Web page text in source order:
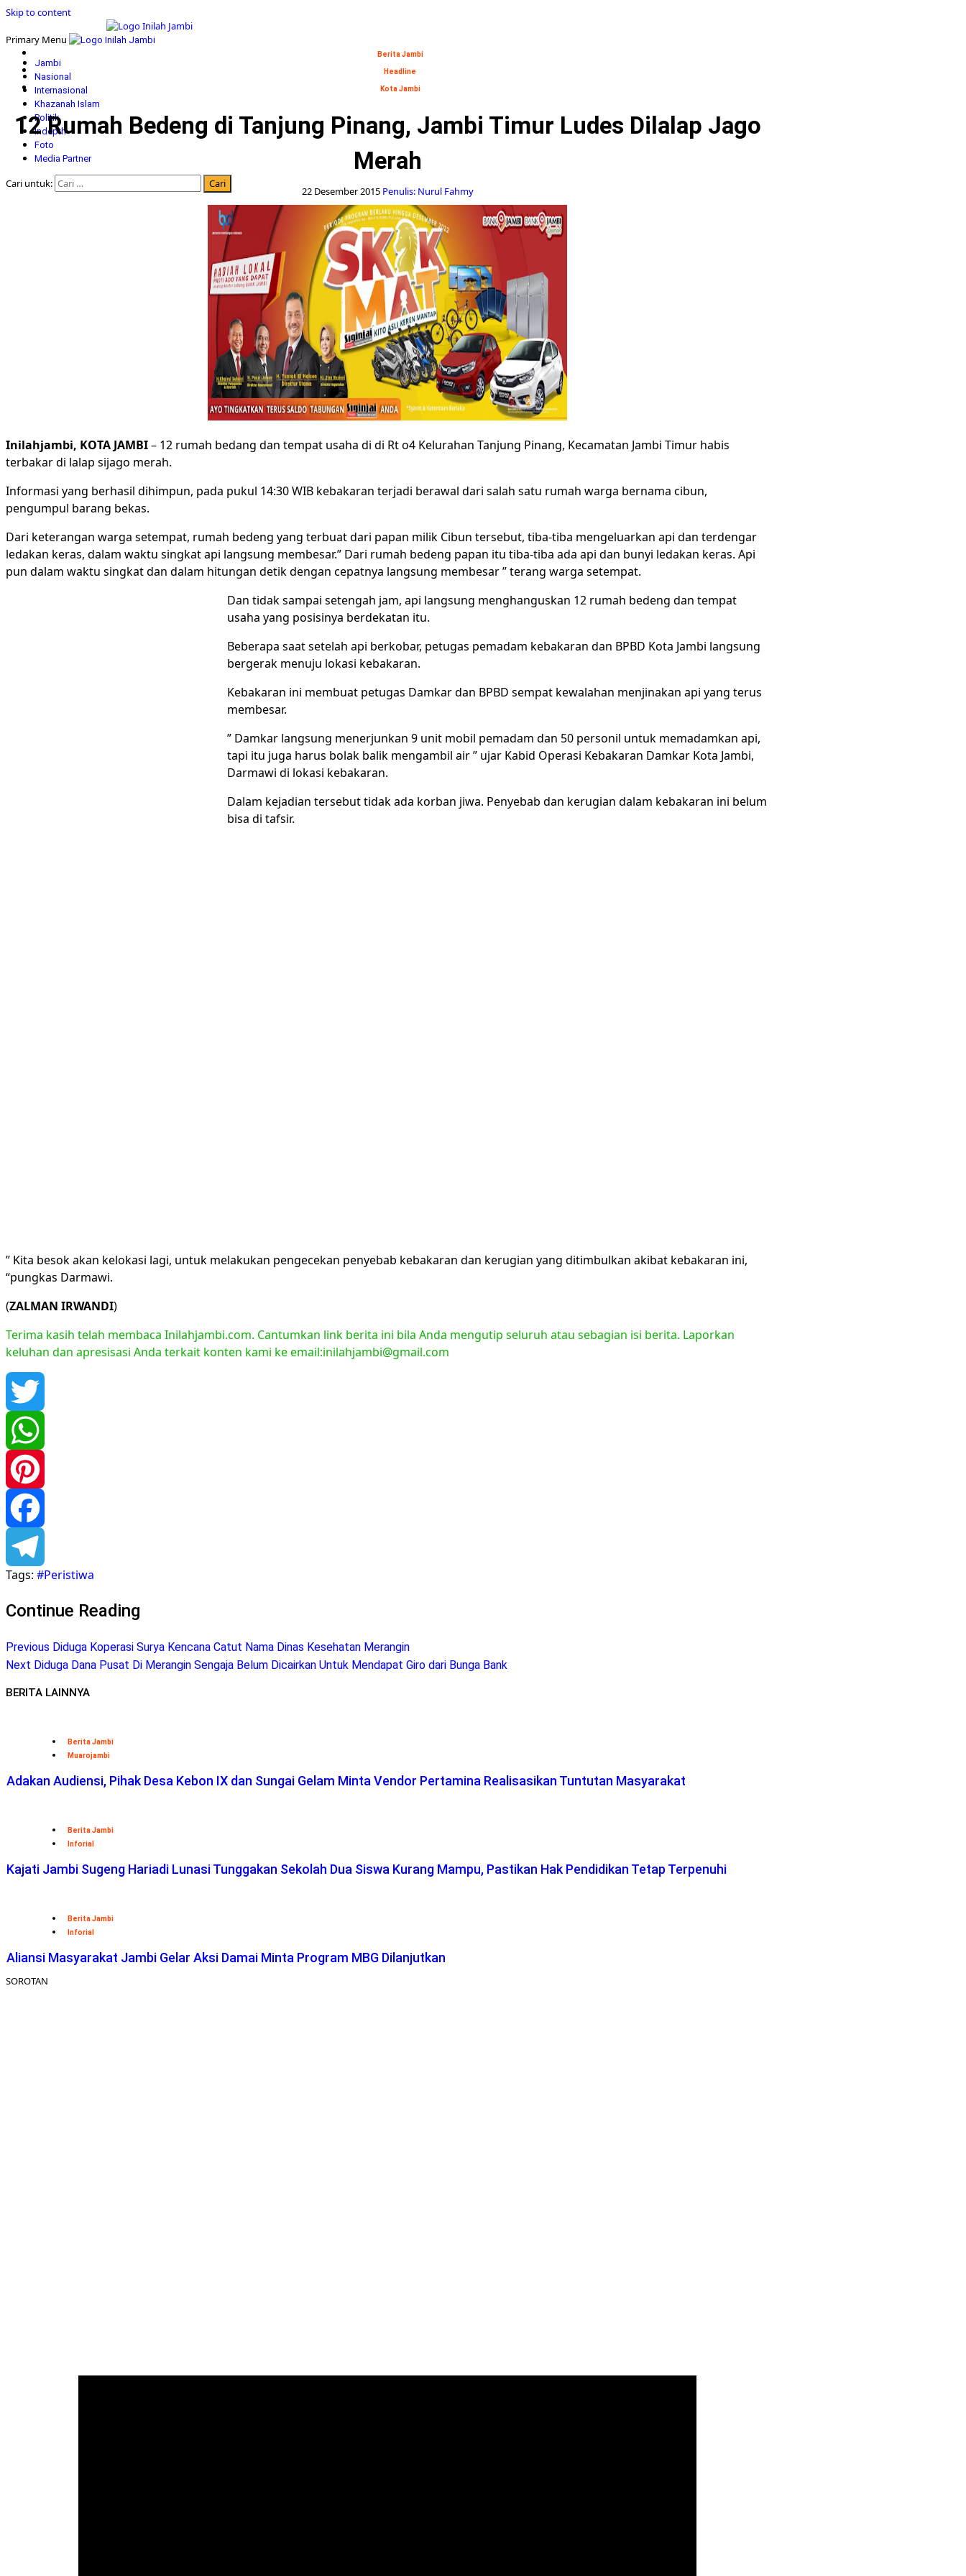
Skip to content
Primary Menu
Jambi
Nasional
Internasional
Khazanah Islam
Politik
Indepth
Foto
Media Partner
Cari untuk:
Berita Jambi
Headline
Kota Jambi
12 Rumah Bedeng di Tanjung Pinang, Jambi Timur Ludes Dilalap Jago
Merah
22 Desember 2015 Penulis: Nurul Fahmy
Inilahjambi, KOTA JAMBI– 12 rumah bedang dan tempat usaha di di Rt o4 Kelurahan Tanjung Pinang, Kecamatan Jambi Timur habis
terbakar di lalap sijago merah.
Informasi yang berhasil dihimpun, pada pukul 14:30 WIB kebakaran terjadi berawal dari salah satu rumah warga bernama cibun,
pengumpul barang bekas.
Dari keterangan warga setempat, rumah bedeng yang terbuat dari papan milik Cibun tersebut, tiba-tiba mengeluarkan api dan terdengar
ledakan keras, dalam waktu singkat api langsung membesar.” Dari rumah bedeng papan itu tiba-tiba ada api dan bunyi ledakan keras. Api
pun dalam waktu singkat dan dalam hitungan detik dengan cepatnya langsung membesar ” terang warga setempat.
Dan tidak sampai setengah jam, api langsung menghanguskan 12 rumah bedeng dan tempat
usaha yang posisinya berdekatan itu.
Beberapa saat setelah api berkobar, petugas pemadam kebakaran dan BPBD Kota Jambi langsung
bergerak menuju lokasi kebakaran.
Kebakaran ini membuat petugas Damkar dan BPBD sempat kewalahan menjinakan api yang terus
membesar.
” Damkar langsung menerjunkan 9 unit mobil pemadam dan 50 personil untuk memadamkan api,
tapi itu juga harus bolak balik mengambil air ” ujar Kabid Operasi Kebakaran Damkar Kota Jambi,
Darmawi di lokasi kebakaran.
Dalam kejadian tersebut tidak ada korban jiwa. Penyebab dan kerugian dalam kebakaran ini belum
bisa di tafsir.
” Kita besok akan kelokasi lagi, untuk melakukan pengecekan penyebab kebakaran dan kerugian yang ditimbulkan akibat kebakaran ini,
“pungkas Darmawi.
(ZALMAN IRWANDI)
Terima kasih telah membaca Inilahjambi.com. Cantumkan link berita ini bila Anda mengutip seluruh atau sebagian isi berita. Laporkan
keluhan dan apresisasi Anda terkait konten kami ke email:inilahjambi@gmail.com
Twitter
WhatsApp
Pinterest
Facebook
Telegram
Tags: #Peristiwa
Continue Reading
Previous Diduga Koperasi Surya Kencana Catut Nama Dinas Kesehatan Merangin
Next Diduga Dana Pusat Di Merangin Sengaja Belum Dicairkan Untuk Mendapat Giro dari Bunga Bank
BERITA LAINNYA
Berita Jambi
Muarojambi
Adakan Audiensi, Pihak Desa Kebon IX dan Sungai Gelam Minta Vendor Pertamina Realisasikan Tuntutan Masyarakat
Berita Jambi
Inforial
Kajati Jambi Sugeng Hariadi Lunasi Tunggakan Sekolah Dua Siswa Kurang Mampu, Pastikan Hak Pendidikan Tetap Terpenuhi
Berita Jambi
Inforial
Aliansi Masyarakat Jambi Gelar Aksi Damai Minta Program MBG Dilanjutkan
SOROTAN